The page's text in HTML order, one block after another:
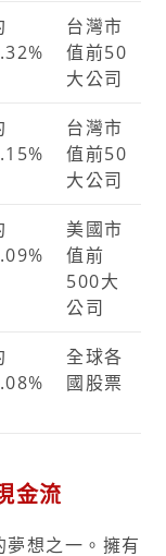
台灣市
值前50
大公司
台灣市
值前50
大公司
美國市
值前
500大
公司
全球各
國股票
金流
夢想之一。擁有